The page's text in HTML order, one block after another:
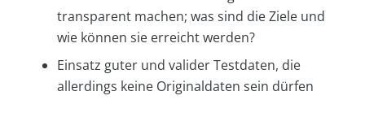
transparent machen; was sind die Ziele und
wie können sie erreicht werden?
Einsatz guter und valider Testdaten, die
allerdings keine Originaldaten sein dürfen